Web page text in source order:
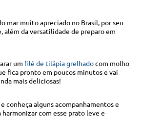
mar muito apreciado no Brasil, por seu
além da versatilidade de preparo em
um filé de tilápia grelhadocom molho
fica pronto em poucos minutos e vai
mais deliciosas!
e conheça alguns acompanhamentos e
harmonizar com esse prato leve e